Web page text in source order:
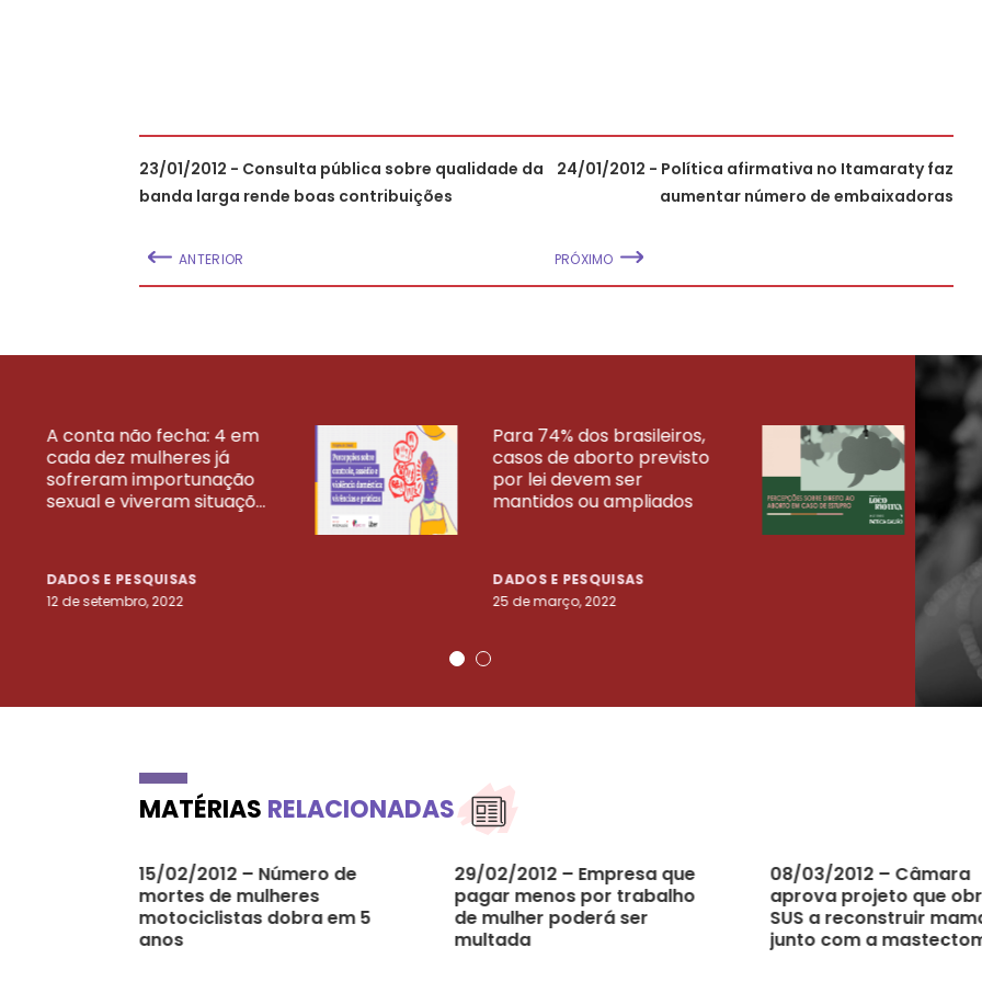
23/01/2012 - Consulta pública sobre qualidade da
banda larga rende boas contribuições
ANTERIOR
24/01/2012 - Política afirmativa no Itamaraty faz
aumentar número de embaixadoras
PRÓXIMO
A conta não fecha: 4 em
cada dez mulheres já
sofreram importunação
sexual e viveram situaçõ...
DADOS E PESQUISAS
12 de setembro, 2022
Para 74% dos brasileiros,
casos de aborto previsto
por lei devem ser
mantidos ou ampliados
DADOS E PESQUISAS
25 de março, 2022
23
VEJA MAIS PESQUISAS
MATÉRIAS RELACIONADAS
15/02/2012 – Número de
mortes de mulheres
motociclistas dobra em 5
anos
29/02/2012 – Empresa que
pagar menos por trabalho
de mulher poderá ser
multada
08/03/2012 – Câmara
aprova projeto que
SUS a reconstruir
junto com a